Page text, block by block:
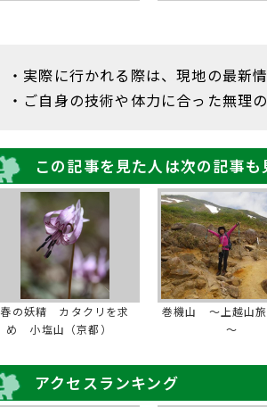
・実際に行かれる際は、現地の最新
・ご自身の技術や体力に合った無理
この記事を見た人は次の記事も
春の妖精 カタクリを求
め 小塩山（京都）
巻機山 ～上越山
～
アクセスランキング